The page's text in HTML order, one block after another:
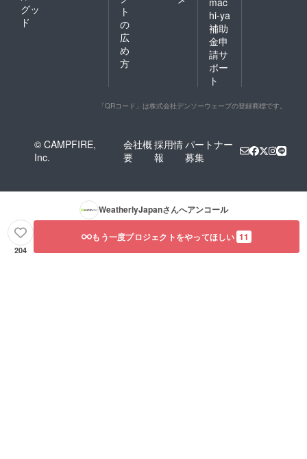
グッ
ド
ト
の
広
め
方
hi-ya
補助
金申
請サ
ポー
ト
「QRコード」は株式会社デンソーウェーブの登録商標です。
© CAMPFIRE,
Inc.
会社概
要
採用情
報
パートナー
募集
WeatherlyJapanさんへアンコール
204
もう一度プロジェクトをやってほしい 11